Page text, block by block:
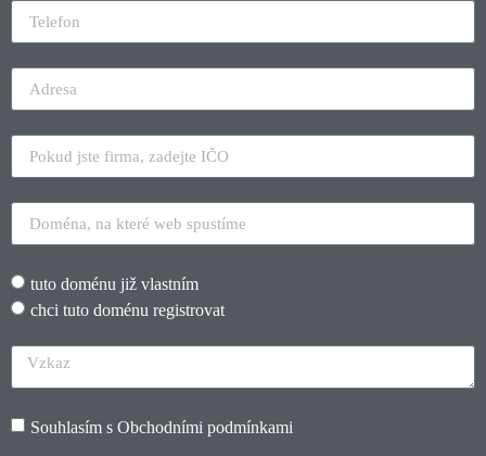
tuto doménu již vlastním
chci tuto doménu registrovat
Souhlasím s Obchodními podmínkami